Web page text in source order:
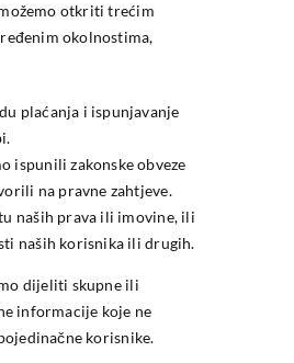
otkriti trećim
okolnostima,
plaćanja i ispunjavanje
ispunili zakonske obveze
na pravne zahtjeve.
naših prava ili imovine, ili
naših korisnika ili drugih.
dijeliti skupne ili
informacije koje ne
korisnike.